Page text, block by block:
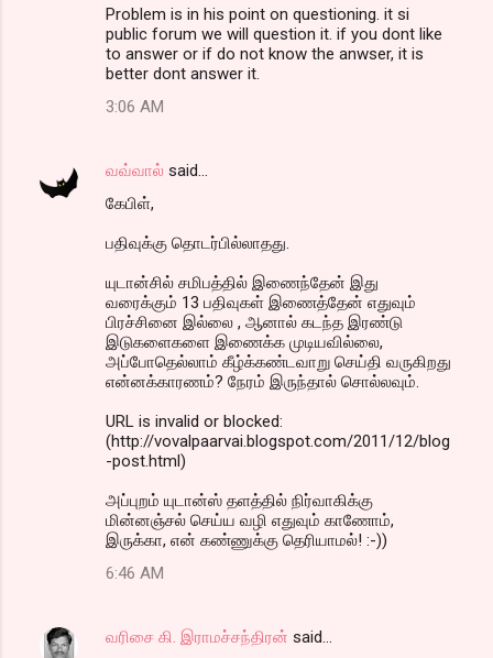
Problem is in his point on questioning. it si
public forum we will question it. if you dont like
to answer or if do not know the anwser, it is
better dont answer it.
3:06 AM
வவ்வால் said…
கேபிள்,
பதிவுக்கு தொடர்பில்லாதது.
யுடான்சில் சமிபத்தில் இணைந்தேன் இது
வரைக்கும் 13 பதிவுகள் இணைத்தேன் எதுவும்
பிரச்சினை இல்லை , ஆனால் கடந்த இரண்டு
இடுகளைகளை இணைக்க முடியவில்லை,
அப்போதெல்லாம் கீழ்க்கண்டவாறு செய்தி வருகிறது
என்னக்காரணம்? நேரம் இருந்தால் சொல்லவும்.
URL is invalid or blocked:
(http://vovalpaarvai.blogspot.com/2011/12/blog
-post.html)
அப்புறம் யுடான்ஸ் தளத்தில் நிர்வாகிக்கு
மின்னஞ்சல் செய்ய வழி எதுவும் காணோம்,
இருக்கா, என் கண்ணுக்கு தெரியாமல்! :-))
6:46 AM
வரிசை கி. இராமச்சந்திரன் said…